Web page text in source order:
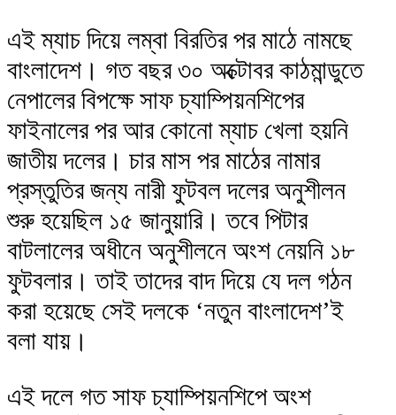
এই ম্যাচ দিয়ে লম্বা বিরতির পর মাঠে নামছে
বাংলাদেশ। গত বছর ৩০ অক্টোবর কাঠমান্ডুতে
নেপালের বিপক্ষে সাফ চ্যাম্পিয়নশিপের
ফাইনালের পর আর কোনো ম্যাচ খেলা হয়নি
জাতীয় দলের। চার মাস পর মাঠের নামার
প্রস্তুতির জন্য নারী ফুটবল দলের অনুশীলন
শুরু হয়েছিল ১৫ জানুয়ারি। তবে পিটার
বাটলালের অধীনে অনুশীলনে অংশ নেয়নি ১৮
ফুটবলার। তাই তাদের বাদ দিয়ে যে দল গঠন
করা হয়েছে সেই দলকে ‘নতুন বাংলাদেশ’ই
বলা যায়।
এই দলে গত সাফ চ্যাম্পিয়নশিপে অংশ